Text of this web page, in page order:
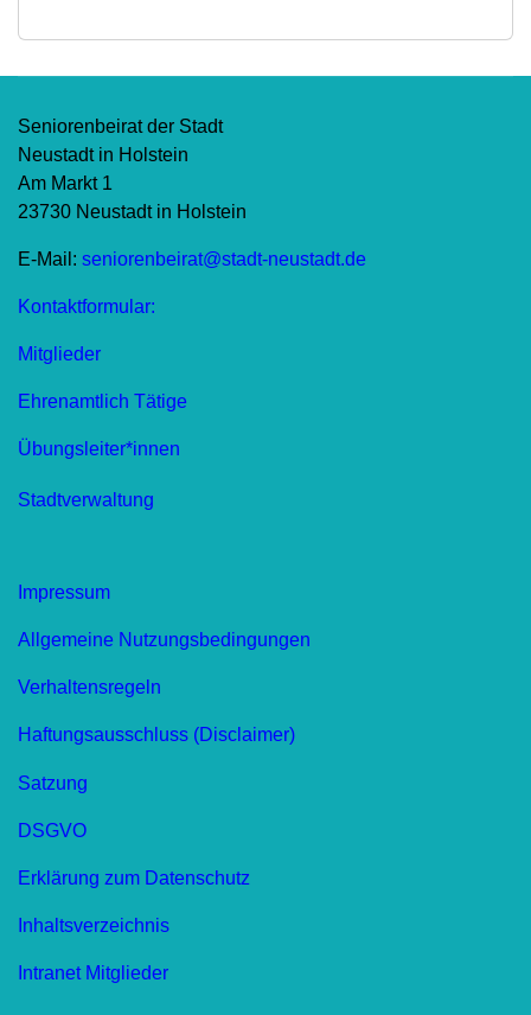
Seniorenbeirat der Stadt
Neustadt in Holstein
Am Markt 1
23730 Neustadt in Holstein
E-Mail: seniorenbeirat@stadt-neustadt.de
Kontaktformular:
Mitglieder
Ehrenamtlich Tätige
Übungsleiter*innen
Stadtverwaltung
Impressum
Allgemeine Nutzungsbedingungen
Verhaltensregeln
Haftungsausschluss (Disclaimer)
Satzung
DSGVO
Erklärung zum Datenschutz
Inhaltsverzeichnis
Intranet Mitglieder